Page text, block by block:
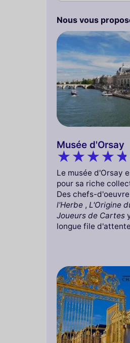
Nous vous
Musée d'Orsay
Le musée d'Orsay
pour sa riche
Des chefs-
l'Herbe , L'Origine
Joueurs de Cartes
longue file